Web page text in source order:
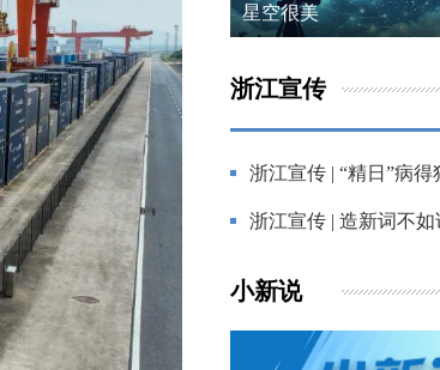
星空很美
浙江宣传
浙江宣传 | “精日”病得
浙江宣传 | 造新词不
小新说